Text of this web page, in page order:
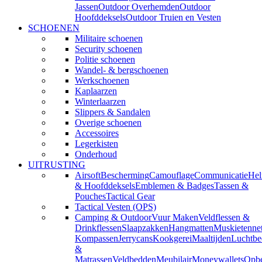
JassenOutdoor OverhemdenOutdoor
HoofddekselsOutdoor Truien en Vesten
SCHOENEN
Militaire schoenen
Security schoenen
Politie schoenen
Wandel- & bergschoenen
Werkschoenen
Kaplaarzen
Winterlaarzen
Slippers & Sandalen
Overige schoenen
Accessoires
Legerkisten
Onderhoud
UITRUSTING
AirsoftBeschermingCamouflageCommunicatie
& HoofddekselsEmblemen & BadgesTassen &
PouchesTactical Gear
Tactical Vesten (OPS)
Camping & OutdoorVuur MakenVeldflessen &
DrinkflessenSlaapzakkenHangmatten
KompassenJerrycansKookgereiMaaltijden
&
MatrassenVeldbeddenMeubilairMoneywallets